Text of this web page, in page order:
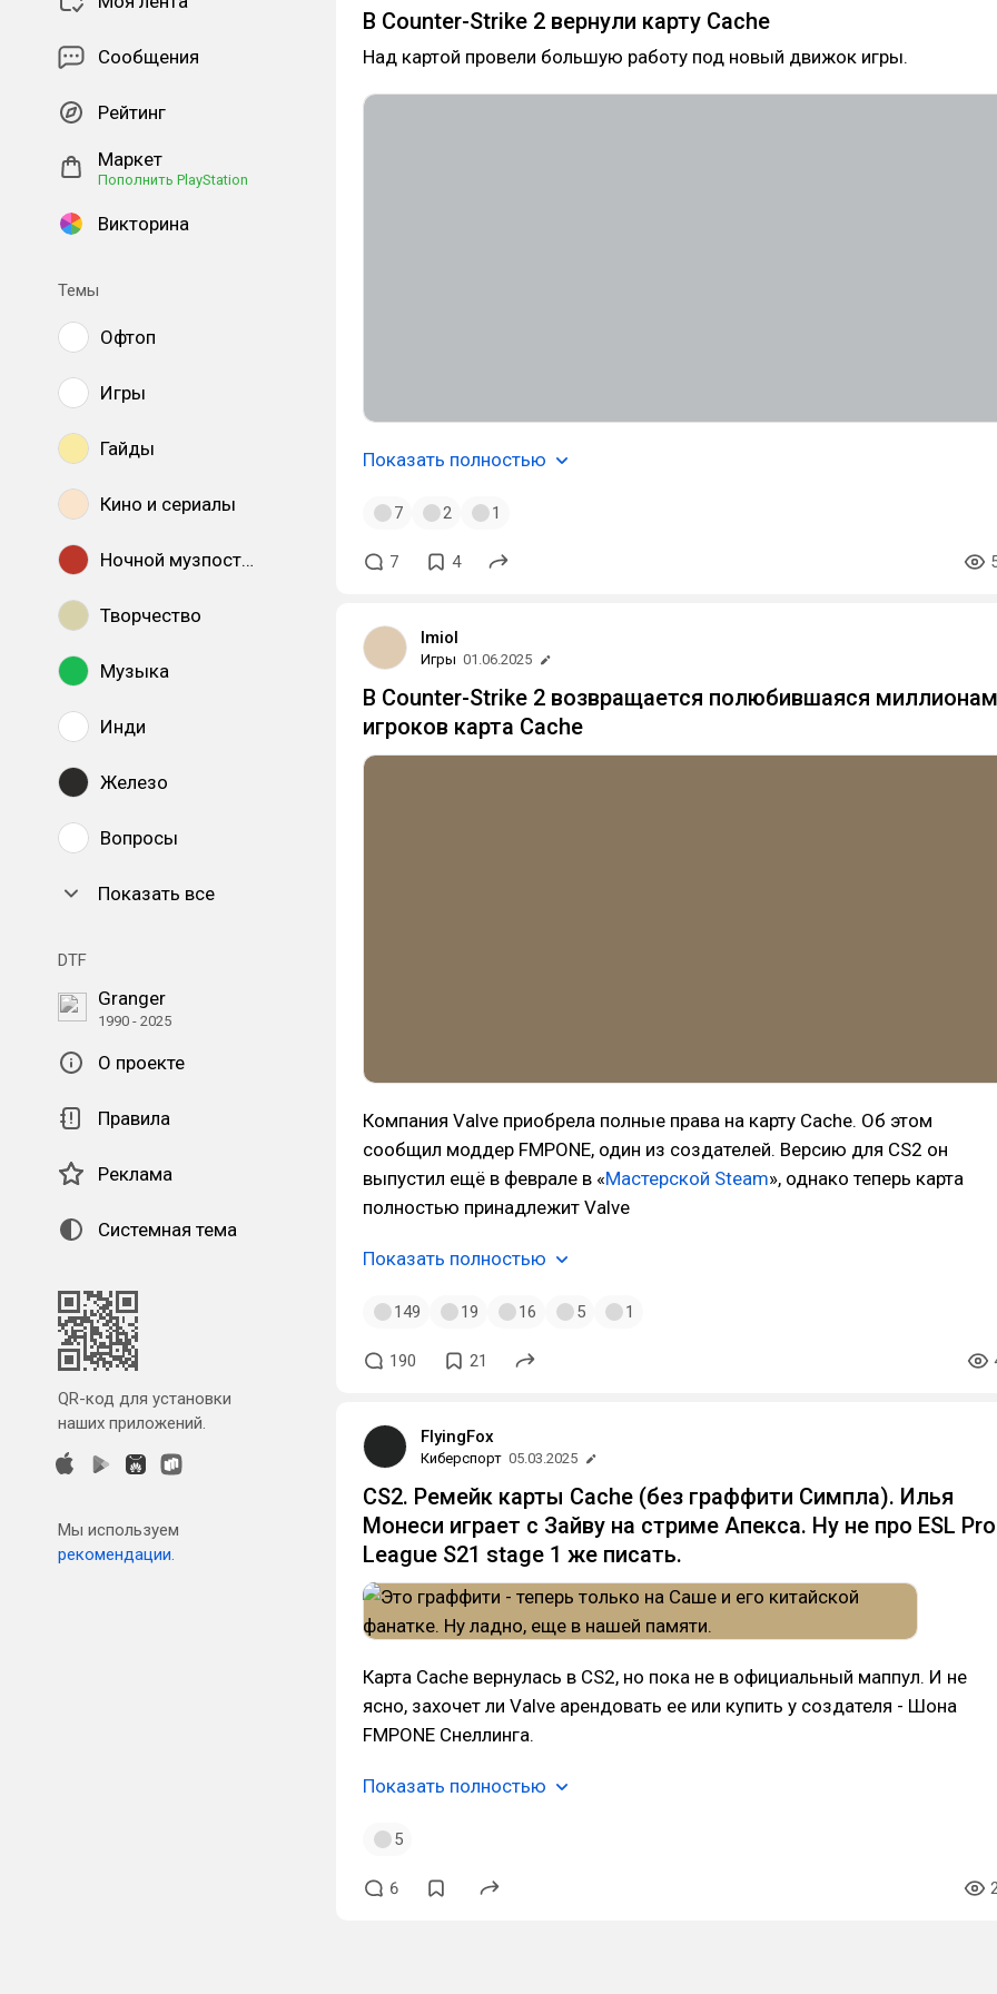
Сообщения
Рейтинг
Маркет
Пополнить PlayStation
Викторина
Темы
Офтоп
Игры
Гайды
Кино и сериалы
Ночной музпостинг
Творчество
Музыка
Инди
Железо
Вопросы
Показать все
DTF
Granger
1990 - 2025
О проекте
Правила
Реклама
Системная тема
QR-код для установки
наших приложений.
Мы используем
рекомендации.
В Counter-Strike 2 вернули карту Cache
Над картой провели большую работу под новый движок игры.
Показать полностью
7 2 1
7 4
lmiol
Игры 01.06.2025
В Counter-Strike 2 возвращается полюбившаяся
игроков карта Cache
Компания Valve приобрела полные права на карту Cache. Об этом
сообщил моддер FMPONE, один из создателей. Версию для CS2 он
выпустил ещё в феврале в «Мастерской Steam», однако теперь карта
полностью принадлежит Valve
Показать полностью
149 19 16 5 1
190 21
FlyingFox
Киберспорт 05.03.2025
CS2. Ремейк карты Cache (без граффити Симпла). Илья
Монеси играет с Зайву на стриме Апекса. Ну не про ESL Pro
League S21 stage 1 же писать.
Карта Cache вернулась в CS2, но пока не в официальный маппул. И не
ясно, захочет ли Valve арендовать ее или купить у создателя - Шона
FMPONE Снеллинга.
Показать полностью
5
6